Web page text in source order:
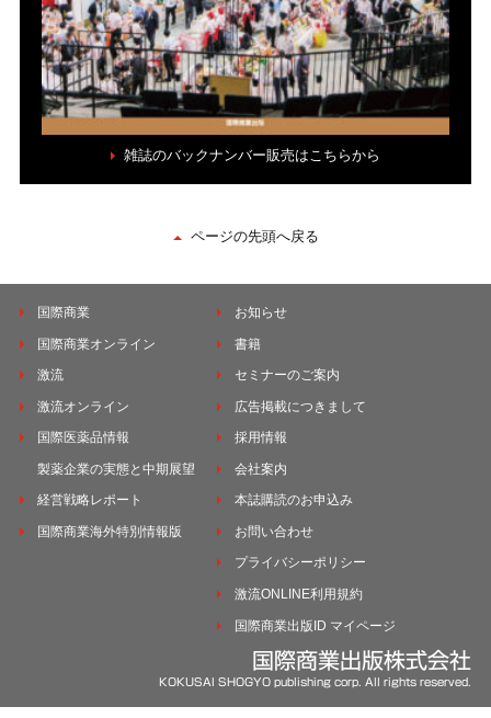
雑誌のバックナンバー販売はこちらから
ページの先頭へ戻る
国際商業
国際商業オンライン
激流
激流オンライン
国際医薬品情報
製薬企業の実態と中期展望
経営戦略レポート
国際商業海外特別情報版
お知らせ
書籍
セミナーのご案内
広告掲載につきまして
採用情報
会社案内
本誌購読のお申込み
お問い合わせ
プライバシーポリシー
激流ONLINE利用規約
国際商業出版ID マイページ